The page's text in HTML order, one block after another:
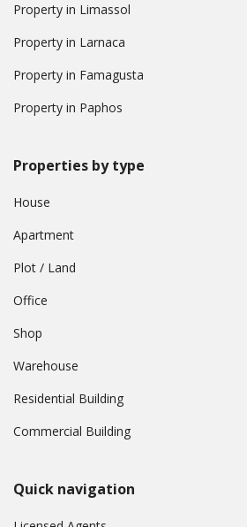
Property in Limassol
Property in Larnaca
Property in Famagusta
Property in Paphos
Properties by type
House
Apartment
Plot / Land
Office
Shop
Warehouse
Residential Building
Commercial Building
Quick navigation